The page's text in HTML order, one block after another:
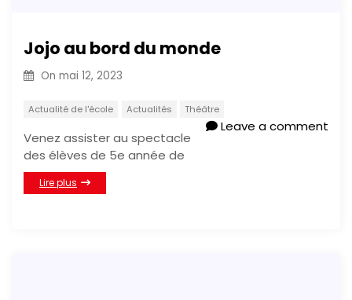
Jojo au bord du monde
On mai 12, 2023
Actualité de l'école Actualités Théâtre
Leave a comment
Venez assister au spectacle
des élèves de 5e année de
Lire plus